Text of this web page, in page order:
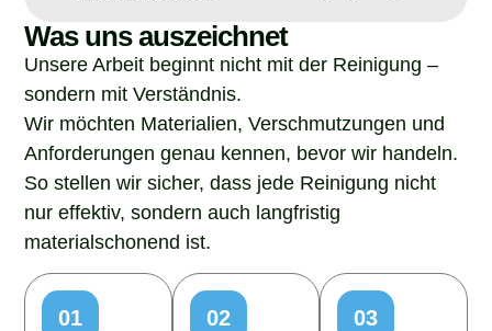
Was uns auszeichnet
Unsere Arbeit beginnt nicht mit der Reinigung –
sondern mit Verständnis.
Wir möchten Materialien, Verschmutzungen und
Anforderungen genau kennen, bevor wir handeln.
So stellen wir sicher, dass jede Reinigung nicht
nur effektiv, sondern auch langfristig
materialschonend ist.
01
02
03